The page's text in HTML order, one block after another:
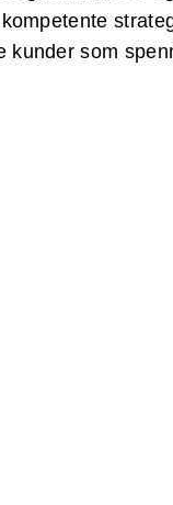
kunder som